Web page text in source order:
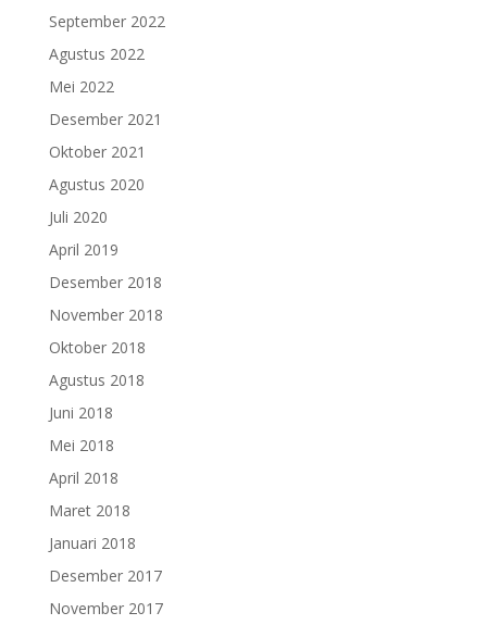
September 2022
Agustus 2022
Mei 2022
Desember 2021
Oktober 2021
Agustus 2020
Juli 2020
April 2019
Desember 2018
November 2018
Oktober 2018
Agustus 2018
Juni 2018
Mei 2018
April 2018
Maret 2018
Januari 2018
Desember 2017
November 2017